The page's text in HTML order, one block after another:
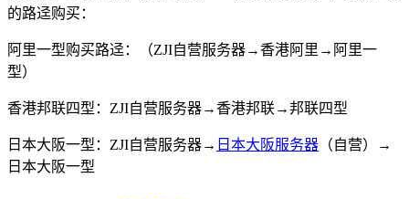
的路迳购买：
阿里一型购买路迳：（ZJI自营服务器→香港阿里→阿里一
型）
香港邦联四型：ZJI自营服务器→香港邦联→邦联四型
日本大阪一型：ZJI自营服务器→ 日本大阪服务器 （自营）→
日本大阪一型